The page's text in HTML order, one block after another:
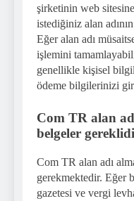
şirketinin web
istediğiniz alan
Eğer alan adı
işlemini
genellikle kişisel
ödeme bilgilerinizi
Com TR alan
belgeler
Com TR alan adı
gerekmektedir. Eğer
gazetesi ve vergi